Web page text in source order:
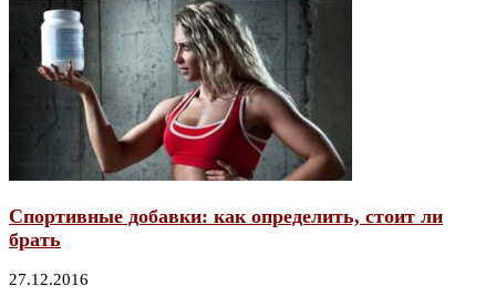
Спортивные добавки: как определить, стоит ли
брать
27.12.2016